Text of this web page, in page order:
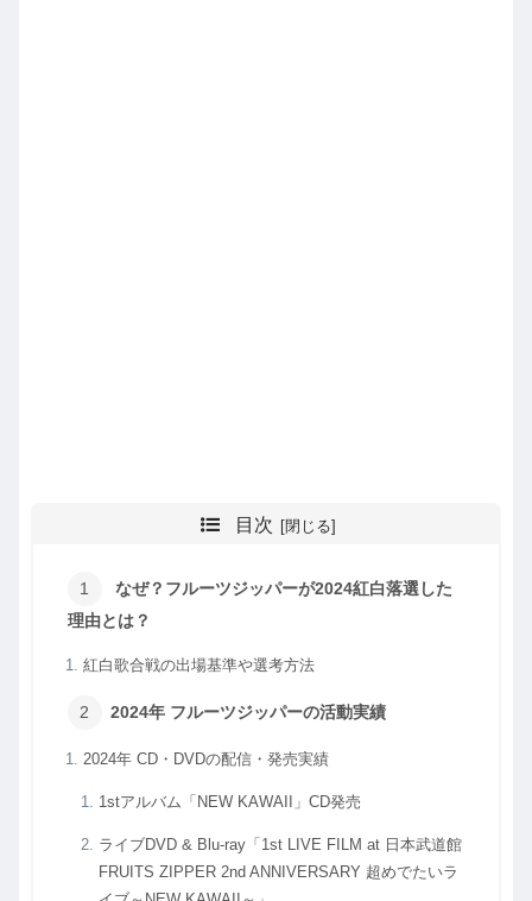
目次
なぜ？フルーツジッパーが2024紅白落選した
理由とは？
紅白歌合戦の出場基準や選考方法
2024年 フルーツジッパーの活動実績
2024年 CD・DVDの配信・発売実績
1stアルバム「NEW KAWAII」CD発売
ライブDVD & Blu-ray「1st LIVE FILM at 日本武道館
FRUITS ZIPPER 2nd ANNIVERSARY 超めでたいラ